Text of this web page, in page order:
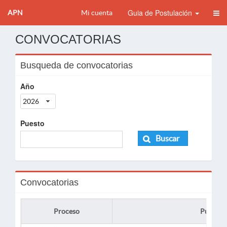
APN Mi cuenta Guia de Postulación
CONVOCATORIAS
Busqueda de convocatorias
Año
2026
Puesto
Buscar
Convocatorias
Proceso Puesto